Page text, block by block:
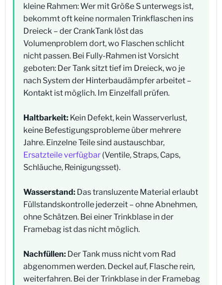
kleine Rahmen: Wer mit Größe S unterwegs ist,
bekommt oft keine normalen Trinkflaschen ins
Dreieck – der CrankTank löst das
Volumenproblem dort, wo Flaschen schlicht
nicht passen. Bei Fully-Rahmen ist Vorsicht
geboten: Der Tank sitzt tief im Dreieck, wo je
nach System der Hinterbaudämpfer arbeitet –
Kontakt ist möglich. Im Einzelfall prüfen.
Haltbarkeit: Kein Defekt, kein Wasserverlust,
keine Befestigungsprobleme über mehrere
Jahre. Einzelne Teile sind austauschbar,
Ersatzteile verfügbar (Ventile, Straps, Caps,
Schläuche, Reinigungsset).
Wasserstand: Das transluzente Material erlaubt
Füllstandskontrolle jederzeit – ohne Abnehmen,
ohne Schätzen. Bei einer Trinkblase in der
Framebag ist das nicht möglich.
Nachfüllen: Der Tank muss nicht vom Rad
abgenommen werden. Deckel auf, Flasche rein,
weiterfahren. Bei der Trinkblase in der Framebag